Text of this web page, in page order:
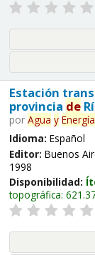
Estación
provincia de
por Agua y Energía
Idioma: Español
Editor: Buenos
1998
Disponibilidad:
topográfica: